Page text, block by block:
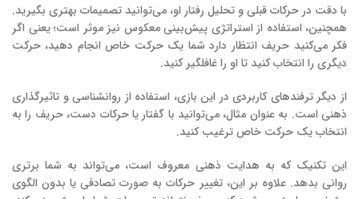
با دقت در حرکات قبلی و تحلیل رفتار او، می‌توانید تصمیمات بهتری بگیرید.
همچنین، استفاده از استراتژی پیش‌بینی معکوس نیز موثر است؛ یعنی اگر
فکر می‌کنید حریف انتظار دارد شما یک حرکت خاص انجام دهید، حرکت
دیگری را انتخاب کنید تا او را غافلگیر کنید.
از دیگر ترفندهای کاربردی در این بازی، استفاده از روانشناسی و تاثیرگذاری
ذهنی است. به عنوان مثال، می‌توانید با گفتار یا حرکات دست، حریف را به
انتخاب یک حرکت خاص ترغیب کنید.
این تکنیک که به هدایت ذهنی معروف است، می‌تواند به شما برتری
روانی بدهد. علاوه بر این، تغییر حرکات به صورت تصادفی یا بدون الگوی